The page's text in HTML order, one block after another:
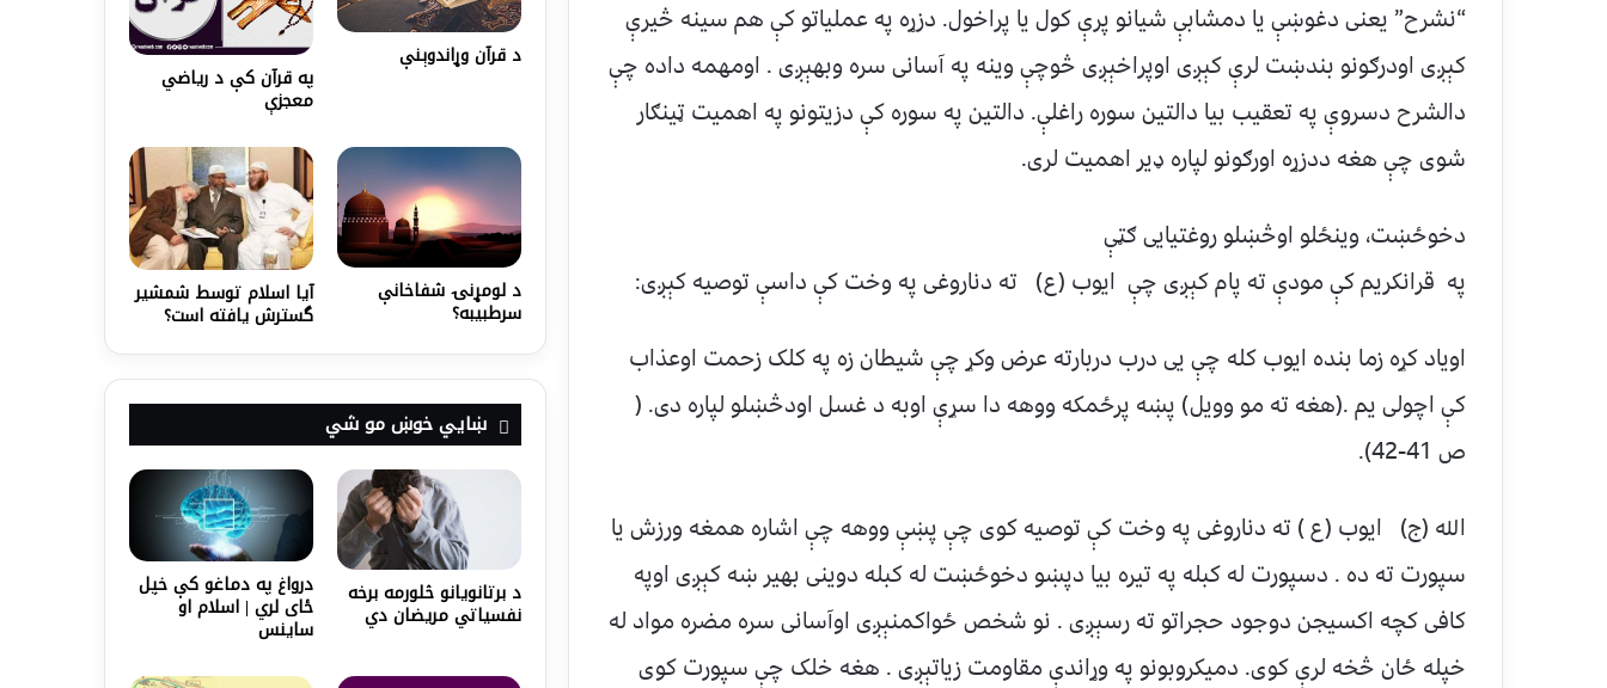
“نشرح” يعنی دغوښې یا دمشابې شیانو پرې کول یا پراخول. دزړه په عملیاتو کې هم سینه څیرې
کېږی اودرګونو بندښت لرې کېږی اوپراخېږی څوچې وینه په آسانی سره وبهېږی . اومهمه داده چې
دالشرح دسروې په تعقیب بیا دالتین سوره راغلې. دالتین په سوره کې دزیتونو په اهمیت ټینګار
شوی چې هغه ددزړه اورګونو لپاره ډیر اهمیت لری.
دخوځښت، وینځلو اوڅښلو روغتیایی ګټې
په قرانکريم کې مودې ته پام کېږی چې ايوب (ع) ته دناروغی په وخت کې داسې توصیه کېږی:
اویاد کړه زما بنده ایوب کله چې یی درب دربارته عرض وکړ چې شیطان زه په کلک زحمت اوعذاب
کې اچولی یم .(هغه ته مو وویل) پښه پرځمکه ووهه دا سړې اوبه د غسل اودڅښلو لپاره دی. (
ص 41-42).
الله (ج) ایوب (ع ) ته دناروغی په وخت کې توصیه کوی چې پښې ووهه چې اشاره همغه ورزش یا
سپورت ته ده . دسپورت له کبله په تیره بیا دپښو دخوځښت له کبله دوینی بهیر ښه کېږی اوپه
کافی کچه اکسیجن دوجود حجراتو ته رسېږی . نو شخص ځواکمنېږی اوآسانی سره مضره مواد له
خپله ځان څخه لرې کوی. دمیکروبونو په وړاندې مقاومت زیاتېږی . هغه خلک چې سپورت کوی
د قرآن وړاندوېنې
په قرآن کې د ریاضي
معجزې
د لومړنۍ شفاخانې
سرطبيبه؟
آیا اسلام توسط شمشیر
گسترش یافته است؟
ښايي خوښ مو شي
د برتانویانو څلورمه برخه
نفسیاتي مریضان دي
درواغ په دماغو کې خپل
ځاى لري | اسلام او
ساینس